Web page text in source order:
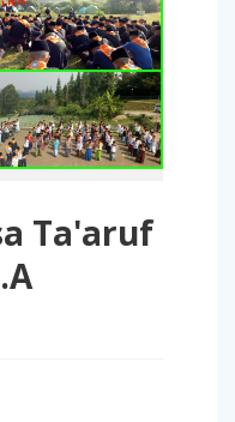
Ta'aruf